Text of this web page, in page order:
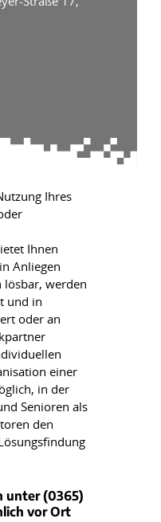
Ihres
Ihnen
Anliegen
lösbar, werden
und in
oder an
einer
in der
Senioren als
den
unter (0365)
vor Ort